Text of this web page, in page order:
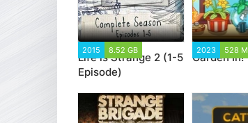
2015 8.52 GB
Life is Strange 2 (1-5
Episode)
2023 528
Garden In!